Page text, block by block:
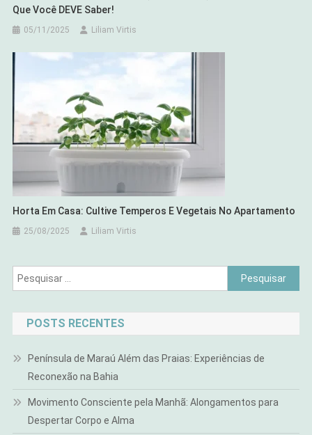
Que Você DEVE Saber!
05/11/2025 Liliam Virtis
Horta Em Casa: Cultive Temperos E Vegetais No Apartamento
25/08/2025 Liliam Virtis
Pesquisar
por:
POSTS RECENTES
Península de Maraú Além das Praias: Experiências de
Reconexão na Bahia
Movimento Consciente pela Manhã: Alongamentos para
Despertar Corpo e Alma